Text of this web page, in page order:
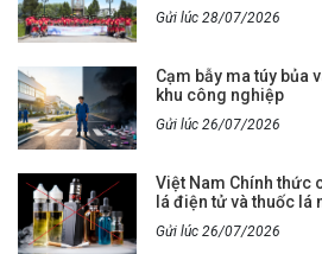
Gửi lúc 28/07/2026
Cạm bẫy ma túy bủa
khu công nghiệp
Gửi lúc 26/07/2026
Việt Nam Chính thức
lá điện tử và thuốc lá
Gửi lúc 26/07/2026